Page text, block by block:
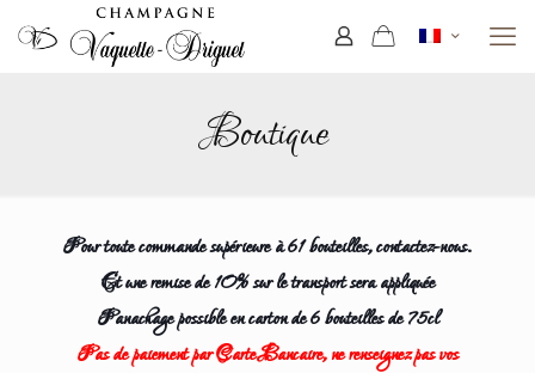
Boutique
Pour toute commande supérieure à 61 bouteilles,contactez-nous.
Et une remise de 10% sur le transport sera appliquée
Panachage possible en carton de 6 bouteilles de 75cl
Pas de paiement par Carte Bancaire, ne renseignez pas vos